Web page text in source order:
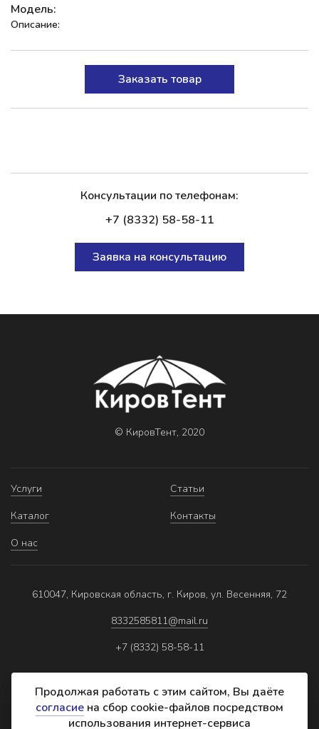
Модель:
Описание:
Заказать товар
Консультации по телефонам:
+7 (8332) 58-58-11
Заявка на консультацию
© КировТент, 2020
Услуги
Каталог
О нас
Статьи
Контакты
610047, Кировская область, г. Киров, ул. Весенняя, 72
8332585811@mail.ru
+7 (8332) 58-58-11
Политика обработки персональных данных
Продолжая работать с этим сайтом, Вы даёте
согласие на сбор cookie-файлов посредством
использования интернет-сервиса